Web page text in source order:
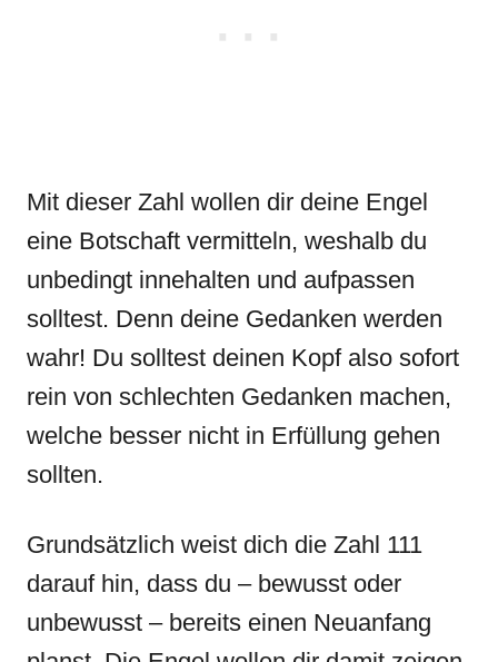
Mit dieser Zahl wollen dir deine Engel
eine Botschaft vermitteln, weshalb du
unbedingt innehalten und aufpassen
solltest. Denn deine Gedanken werden
wahr! Du solltest deinen Kopf also sofort
rein von schlechten Gedanken machen,
welche besser nicht in Erfüllung gehen
sollten.
Grundsätzlich weist dich die Zahl 111
darauf hin, dass du – bewusst oder
unbewusst – bereits einen Neuanfang